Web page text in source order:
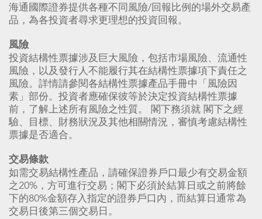
海通國際證券提供各種不同風險/回報比例的場外交易產
品，為各投資者尋求更理想的投資回報。
風險
投資結構性票據涉及巨大風險，包括市場風險、流通性
風險，以及發行人不能履行其在結構性票據項下責任之
風險。詳情請參閱各結構性票據產品手冊中「風險因
素」部份。投資者應確保彼等於決定投資結構性票據
前，了解上述所有風險之性質。 閣下務須就 閣下之經
驗、目標、財務狀況及其他相關情況，審慎考慮結構性
票據是否適合。
交易條款
如需交易結構性產品，請確保證券戶口最少有交易金額
之20%，方可進行交易；閣下必須於結算日或之前將餘
下的80%金額存入指定的證券戶口內，而結算日通常為
交易日後第三個交易日。